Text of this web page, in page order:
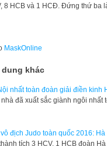
8 HCB và 1 HCĐ. Đứng thứ ba
MaskOnline
dung khác
nhất toàn đoàn giải điền kinh
nhà đã xuất sắc giành ngôi
địch Judo toàn quốc 2016:
tích 3 HCV, 1 HCB đoàn